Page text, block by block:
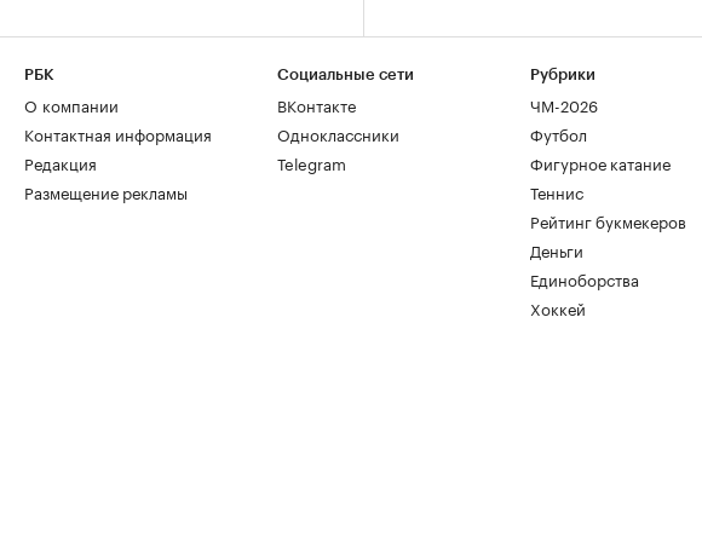
РБК
О компании
Контактная информация
Редакция
Размещение рекламы
Социальные сети
ВКонтакте
Одноклассники
Telegram
Рубрики
ЧМ-2026
Футбол
Фигурное катание
Теннис
Рейтинг букмекеров
Деньги
Единоборства
Хоккей